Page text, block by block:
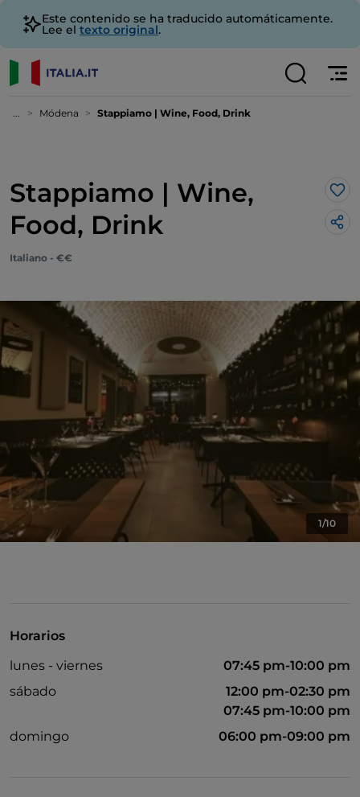
Este contenido se ha traducido automáticamente.
Lee el texto original.
... Módena Stappiamo | Wine, Food, Drink
Stappiamo | Wine,
Food, Drink
Me
Italiano - €€
1/10
Horarios
lunes - viernes
07:45 pm-10:00 pm
sábado
12:00 pm-02:30 pm
07:45 pm-10:00 pm
domingo
06:00 pm-09:00 pm